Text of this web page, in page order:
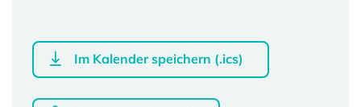
Im Kalender speichern (.ics)